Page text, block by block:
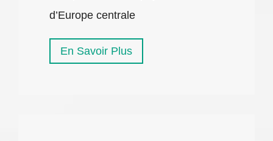
d’Europe centrale
En Savoir Plus